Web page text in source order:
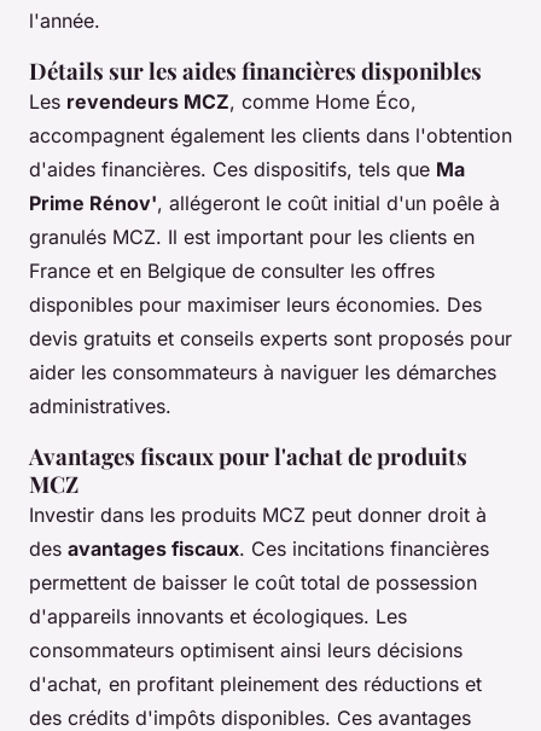
l'année.
Détails sur les aides financières disponibles
Les revendeurs MCZ, comme Home Éco,
accompagnent également les clients dans l'obtention
d'aides financières. Ces dispositifs, tels que Ma
Prime Rénov', allégeront le coût initial d'un poêle à
granulés MCZ. Il est important pour les clients en
France et en Belgique de consulter les offres
disponibles pour maximiser leurs économies. Des
devis gratuits et conseils experts sont proposés pour
aider les consommateurs à naviguer les démarches
administratives.
Avantages fiscaux pour l'achat de produits
MCZ
Investir dans les produits MCZ peut donner droit à
des avantages fiscaux. Ces incitations financières
permettent de baisser le coût total de possession
d'appareils innovants et écologiques. Les
consommateurs optimisent ainsi leurs décisions
d'achat, en profitant pleinement des réductions et
des crédits d'impôts disponibles. Ces avantages